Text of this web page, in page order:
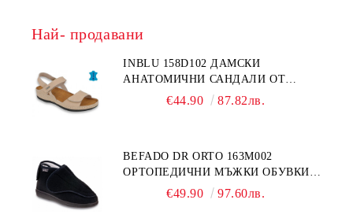
Най- продавани
INBLU 158D102 ДАМСКИ
АНАТОМИЧНИ САНДАЛИ ОТ
ЕСТЕСТВЕНА КОЖА, БЕЖОВИ
€44.90 87.82лв.
BEFADO DR ORTO 163M002
ОРТОПЕДИЧНИ МЪЖКИ ОБУВКИ
ЗА ГИПСИРАН ИЛИ СВРЪХ
€49.90 97.60лв.